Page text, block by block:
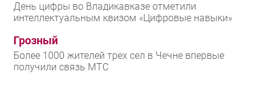
День цифры во Владикавказе отметили
интеллектуальным квизом «Цифровые навыки»
Грозный
Более 1000 жителей трех сел в Чечне впервые
получили связь МТС